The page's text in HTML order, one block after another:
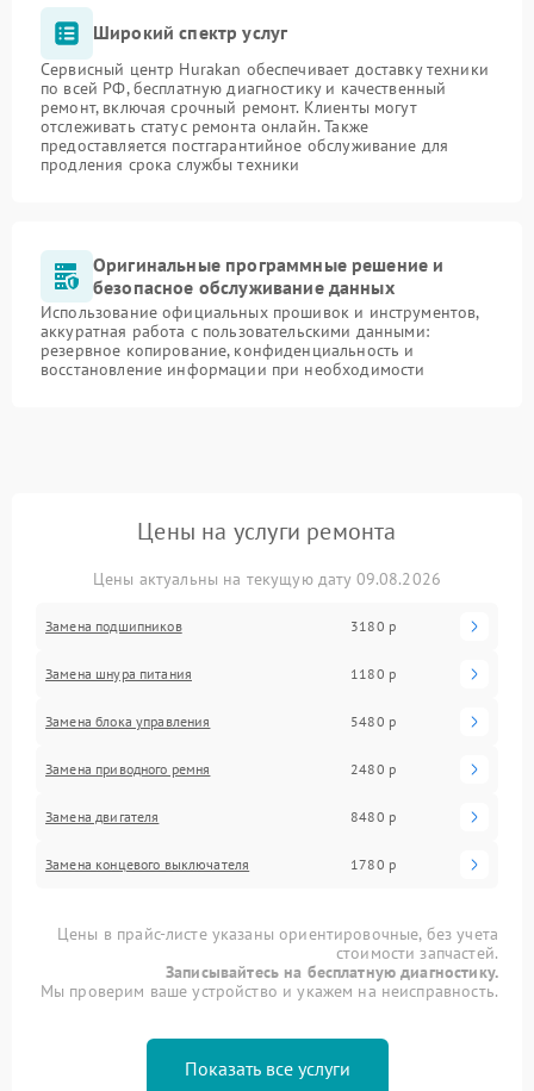
Широкий спектр услуг
Сервисный центр Hurakan обеспечивает доставку техники
по всей РФ, бесплатную диагностику и качественный
ремонт, включая срочный ремонт. Клиенты могут
отслеживать статус ремонта онлайн. Также
предоставляется постгарантийное обслуживание для
продления срока службы техники
Оригинальные программные решение и
безопасное обслуживание данных
Использование официальных прошивок и инструментов,
аккуратная работа с пользовательскими данными:
резервное копирование, конфиденциальность и
восстановление информации при необходимости
Цены на услуги ремонта
Цены актуальны на текущую дату 09.08.2026
Замена подшипников 3180 р
Замена шнура питания 1180 р
Замена блока управления 5480 р
Замена приводного ремня 2480 р
Замена двигателя 8480 р
Замена концевого выключателя 1780 р
Цены в прайс-листе указаны ориентировочные, без учета
стоимости запчастей.
Записывайтесь на бесплатную диагностику.
Мы проверим ваше устройство и укажем на неисправность.
Показать все услуги